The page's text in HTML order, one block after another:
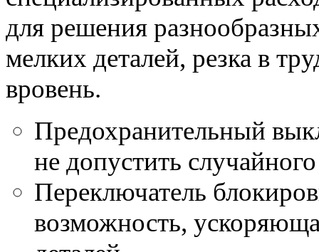
для решения
мелких деталей, резка в
вровень.
Предохранительный
не допустить
Переключатель
возможность,